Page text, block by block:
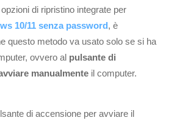
di ripristino integrate per
10/11 senza password, è
questo metodo va usato solo se si ha
ovvero al pulsante di
manualmente il computer.
di accensione per avviare il